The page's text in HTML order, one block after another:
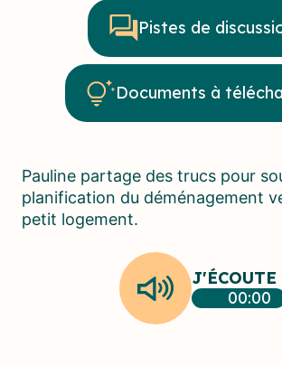
Pistes de
Documents à
Pauline partage des trucs pour
planification du déménagement
petit logement.
J'ÉCOUTE
00:00